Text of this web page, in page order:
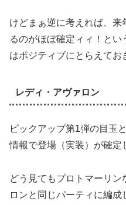
けどまぁ逆に考えれば、
るのがほぼ確定ィィ！と
はポジティブにとらえてお
レディ・アヴァロン
ピックアップ第1弾の目玉
情報で登場（実装）が確定
どう見てもプロトマーリ
ロンと同じパーティに編